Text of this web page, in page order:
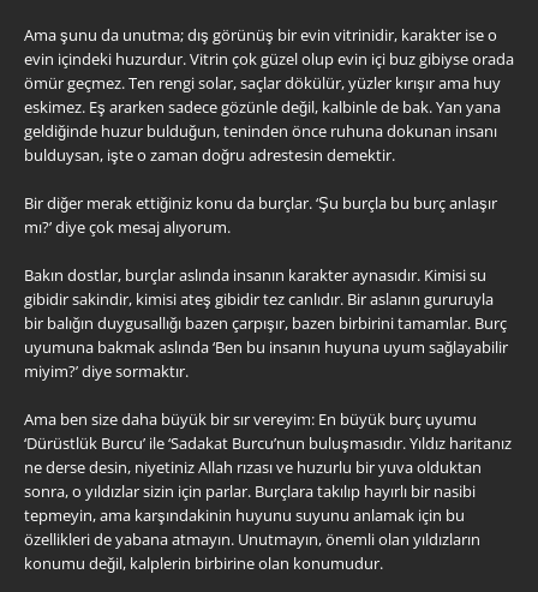
Ama şunu da unutma; dış görünüş bir evin vitrinidir, karakter ise o
evin içindeki huzurdur. Vitrin çok güzel olup evin içi buz gibiyse orada
ömür geçmez. Ten rengi solar, saçlar dökülür, yüzler kırışır ama huy
eskimez. Eş ararken sadece gözünle değil, kalbinle de bak. Yan yana
geldiğinde huzur bulduğun, teninden önce ruhuna dokunan insanı
bulduysan, işte o zaman doğru adrestesin demektir.
Bir diğer merak ettiğiniz konu da burçlar. ‘Şu burçla bu burç anlaşır
mı?’ diye çok mesaj alıyorum.
Bakın dostlar, burçlar aslında insanın karakter aynasıdır. Kimisi su
gibidir sakindir, kimisi ateş gibidir tez canlıdır. Bir aslanın gururuyla
bir balığın duygusallığı bazen çarpışır, bazen birbirini tamamlar. Burç
uyumuna bakmak aslında ‘Ben bu insanın huyuna uyum sağlayabilir
miyim?’ diye sormaktır.
Ama ben size daha büyük bir sır vereyim: En büyük burç uyumu
‘Dürüstlük Burcu’ ile ‘Sadakat Burcu’nun buluşmasıdır. Yıldız haritanız
ne derse desin, niyetiniz Allah rızası ve huzurlu bir yuva olduktan
sonra, o yıldızlar sizin için parlar. Burçlara takılıp hayırlı bir nasibi
tepmeyin, ama karşındakinin huyunu suyunu anlamak için bu
özellikleri de yabana atmayın. Unutmayın, önemli olan yıldızların
konumu değil, kalplerin birbirine olan konumudur.